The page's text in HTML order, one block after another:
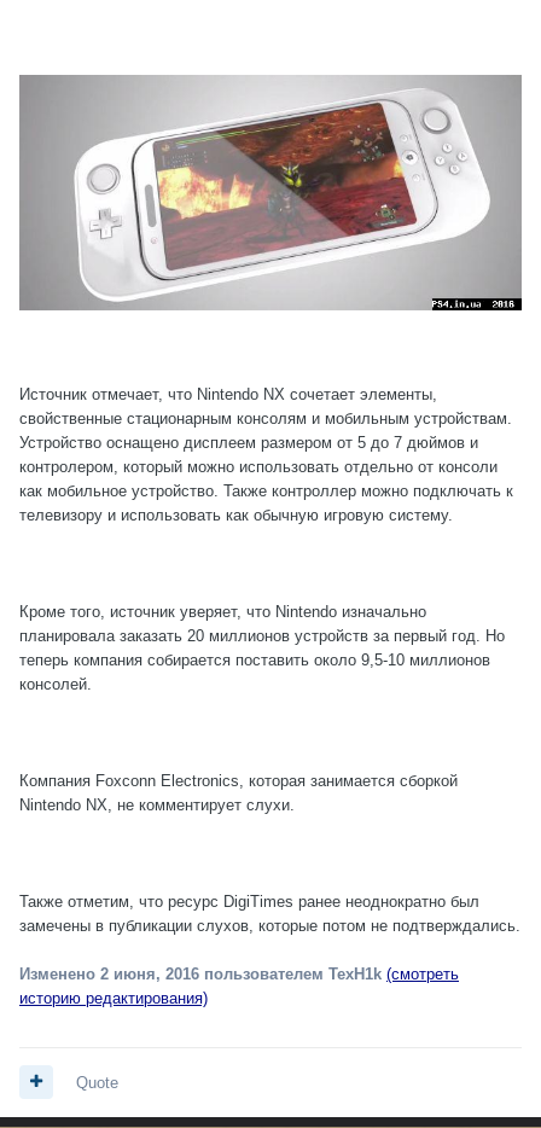
Источник отмечает, что Nintendo NX сочетает элементы,
свойственные стационарным консолям и мобильным устройствам.
Устройство оснащено дисплеем размером от 5 до 7 дюймов и
контролером, который можно использовать отдельно от консоли
как мобильное устройство. Также контроллер можно подключать к
телевизору и использовать как обычную игровую систему.
Кроме того, источник уверяет, что Nintendo изначально
планировала заказать 20 миллионов устройств за первый год. Но
теперь компания собирается поставить около 9,5-10 миллионов
консолей.
Компания Foxconn Electronics, которая занимается сборкой
Nintendo NX, не комментирует слухи.
Также отметим, что ресурс DigiTimes ранее неоднократно был
замечены в публикации слухов, которые потом не подтверждались.
Изменено 2 июня, 2016 пользователем TexH1k (смотреть
историю редактирования)
Quote